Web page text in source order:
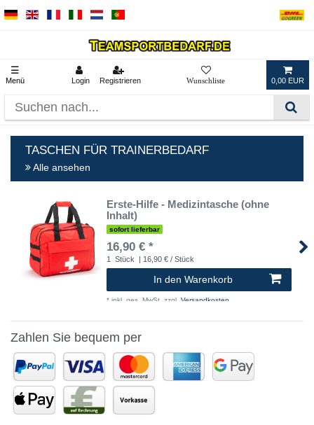
☰
Menü Login Registrieren 0,00 EUR
TASCHEN FÜR TRAINERBEDARF
Alle ansehen
Erste-Hilfe - Medizintasche (ohne
Inhalt)
sofort lieferbar
16,90 € *
1 Stück | 16,90 € / Stück
In den Warenkorb
* inkl. ges. MwSt. zzgl. Versandkosten
Zahlen Sie bequem per